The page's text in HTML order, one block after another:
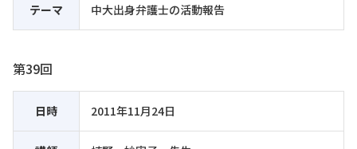
テーマ 中大出身弁護士の活動報告
第39回
日時 2011年11月24日